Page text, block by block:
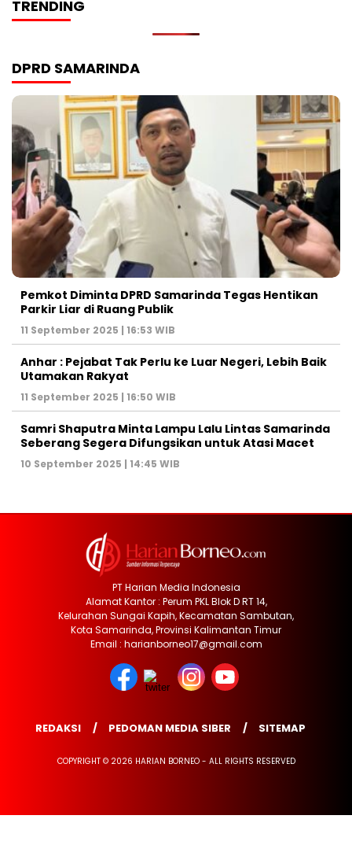
TRENDING
DPRD SAMARINDA
Pemkot Diminta DPRD Samarinda Tegas Hentikan
Parkir Liar di Ruang Publik
11 September 2025 | 16:53 WIB
Anhar : Pejabat Tak Perlu ke Luar Negeri, Lebih Baik
Utamakan Rakyat
11 September 2025 | 16:50 WIB
Samri Shaputra Minta Lampu Lalu Lintas Samarinda
Seberang Segera Difungsikan untuk Atasi Macet
10 September 2025 | 14:45 WIB
PT Harian Media Indonesia
Alamat Kantor : Perum PKL Blok D RT 14,
Kelurahan Sungai Kapih, Kecamatan Sambutan,
Kota Samarinda, Provinsi Kalimantan Timur
Email : harianborneo17@gmail.com
REDAKSI PEDOMAN MEDIA SIBER SITEMAP
COPYRIGHT © 2026 HARIAN BORNEO - ALL RIGHTS RESERVED